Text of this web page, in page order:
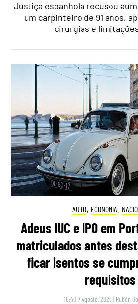
Justiça espanhola recusou
um carpinteiro de 91 anos,
cirurgias e
AUTO, ECONOMIA ,
Adeus IUC e IPO em
matriculados antes
ficar isentos se
requisitos
16:40 7 Agosto, 2026 | Rubén